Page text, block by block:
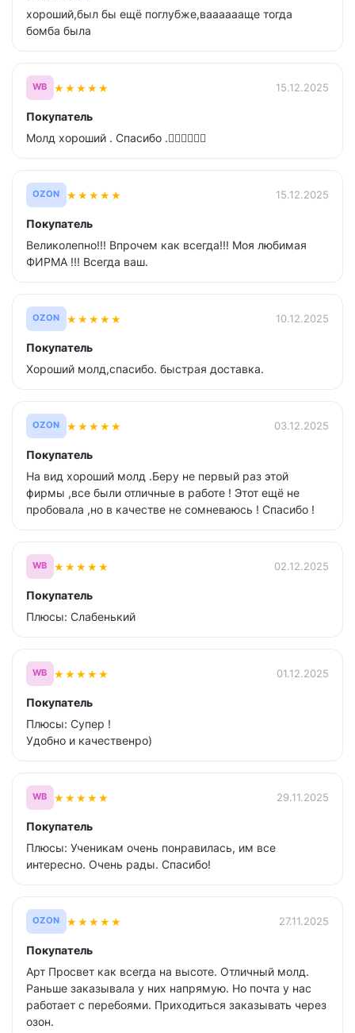
хороший,был бы ещё поглубже,вааааааще тогда
бомба была
WB ★★★★★ 15.12.2025
Покупатель
Молд хороший . Спасибо .👍🏻👍🏻👍🏻
OZON ★★★★★ 15.12.2025
Покупатель
Великолепно!!! Впрочем как всегда!!! Моя любимая
ФИРМА !!! Всегда ваш.
OZON ★★★★★ 10.12.2025
Покупатель
Хороший молд,спасибо. быстрая доставка.
OZON ★★★★★ 03.12.2025
Покупатель
На вид хороший молд .Беру не первый раз этой
фирмы ,все были отличные в работе ! Этот ещё не
пробовала ,но в качестве не сомневаюсь ! Спасибо !
WB ★★★★★ 02.12.2025
Покупатель
Плюсы: Слабенький
WB ★★★★★ 01.12.2025
Покупатель
Плюсы: Супер !
Удобно и качественро)
WB ★★★★★ 29.11.2025
Покупатель
Плюсы: Ученикам очень понравилась, им все
интересно. Очень рады. Спасибо!
OZON ★★★★★ 27.11.2025
Покупатель
Арт Просвет как всегда на высоте. Отличный молд.
Раньше заказывала у них напрямую. Но почта у нас
работает с перебоями. Приходиться заказывать через
озон.